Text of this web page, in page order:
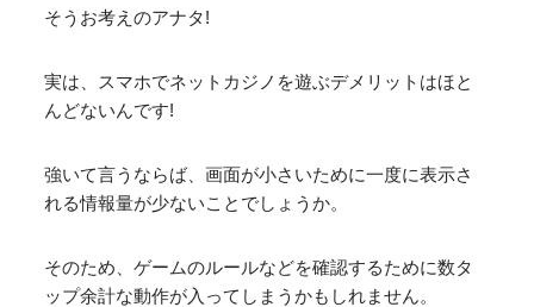
そうお考えのアナタ!
実は、スマホでネットカジノを遊ぶデメリットはほと
んどないんです!
強いて言うならば、画面が小さいために一度に表示さ
れる情報量が少ないことでしょうか。
そのため、ゲームのルールなどを確認するために数タ
ップ余計な動作が入ってしまうかもしれません。